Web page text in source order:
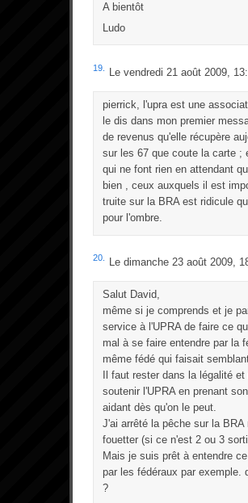
A bientôt
Ludo
19. Le vendredi 21 août 2009,
pierrick, l'upra est une
le dis dans mon premier
de revenus qu'elle récupère
sur les 67 que coute la carte ;
qui ne font rien en attendant
bien , ceux auxquels il est
truite sur la BRA est ridicule
pour l'ombre.
20. Le dimanche 23 août 2009,
Salut David,
même si je comprends et je
service à l'UPRA de faire ce
mal à se faire entendre par la
même fédé qui faisait
Il faut rester dans la légalité
soutenir l'UPRA en prenant
aidant dès qu'on le peut.
J'ai arrêté la pêche sur la
fouetter (si ce n'est 2 ou 3
Mais je suis prêt à entendre
par les fédéraux par exemple.
?